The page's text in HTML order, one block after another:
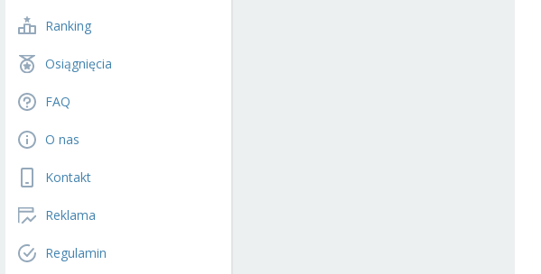
Ranking
Osiągnięcia
FAQ
O nas
Kontakt
Reklama
Regulamin